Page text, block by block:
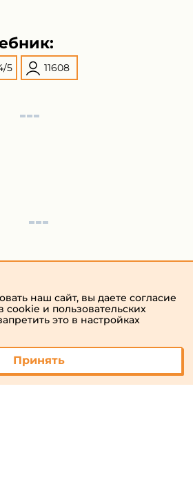
/5 11608
наш сайт, вы даете согласие
cookie и пользовательских
это в настройках
Принять